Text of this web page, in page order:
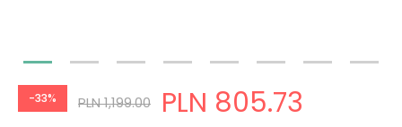
-33% PLN 1,199.00 PLN 805.73